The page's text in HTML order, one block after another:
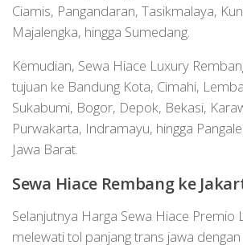
Ciamis, Pangandaran, Tasikmalaya,
Majalengka, hingga Sumedang.
Kemudian, Sewa Hiace Luxury
tujuan ke Bandung Kota, Cimahi,
Sukabumi, Bogor, Depok, Bekasi,
Purwakarta, Indramayu, hingga
Jawa Barat.
Sewa Hiace Rembang ke
Selanjutnya Harga Sewa Hiace Premio
melewati tol panjang trans jawa